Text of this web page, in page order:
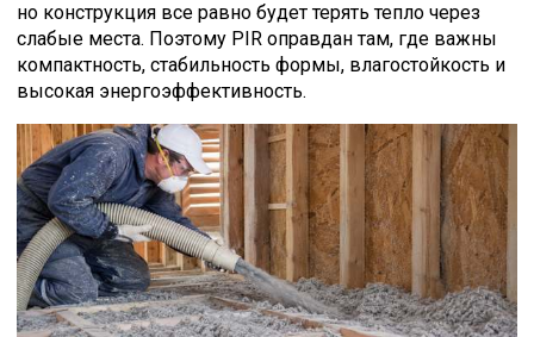
но конструкция все равно будет терять тепло через
слабые места. Поэтому PIR оправдан там, где важны
компактность, стабильность формы, влагостойкость и
высокая энергоэффективность.